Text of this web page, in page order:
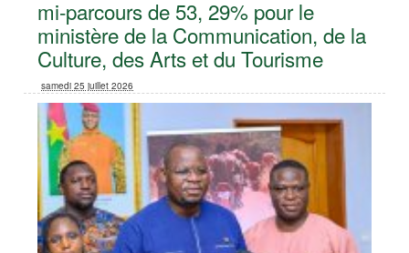
mi-parcours de 53, 29% pour le
ministère de la Communication, de la
Culture, des Arts et du Tourisme
samedi 25 juillet 2026